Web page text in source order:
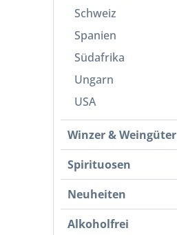
Schweiz
Spanien
Südafrika
Ungarn
USA
Winzer & Weingüter
Spirituosen
Neuheiten
Alkoholfrei